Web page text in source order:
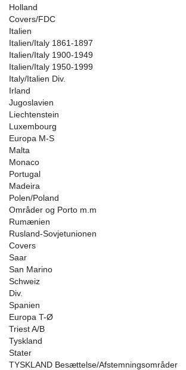
Holland
Covers/FDC
Italien
Italien/Italy 1861-1897
Italien/Italy 1900-1949
Italien/Italy 1950-1999
Italy/Italien Div.
Irland
Jugoslavien
Liechtenstein
Luxembourg
Europa M-S
Malta
Monaco
Portugal
Madeira
Polen/Poland
Områder og Porto m.m
Rumænien
Rusland-Sovjetunionen
Covers
Saar
San Marino
Schweiz
Div.
Spanien
Europa T-Ø
Triest A/B
Tyskland
Stater
TYSKLAND Besættelse/Afstemningsområder